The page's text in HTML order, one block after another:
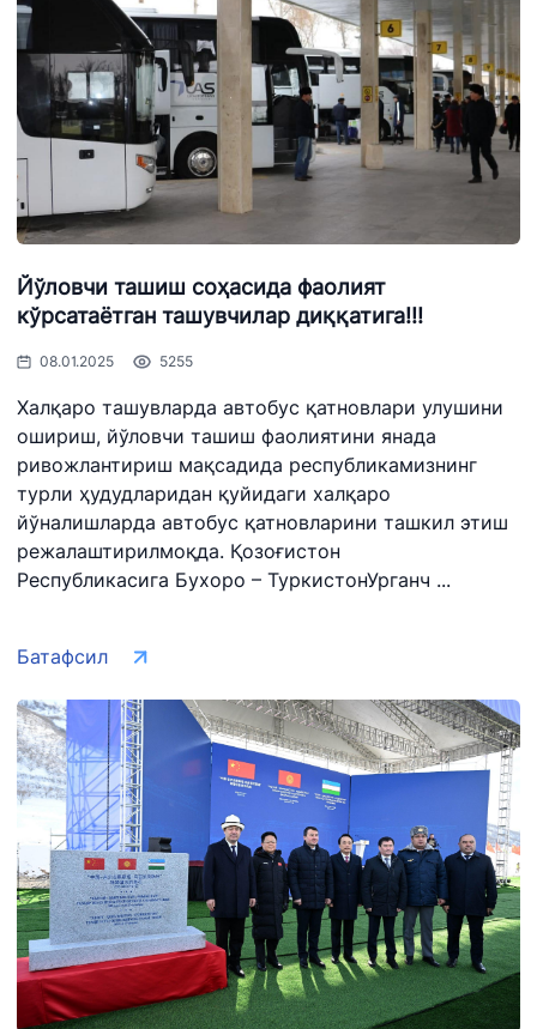
"Uzbekistan
Airways" АЖ
Ишонч телефон
рақами
+998 (78) 140-
"Ўзбекистон
темир
йўллари" АЖ
Ишонч телефон
рақами
"Uzbekistan
Airports" АЖ
Ишонч телефон
рақами
+998 (55) 501-
Йўловчи ташиш соҳасида фаолият
кўрсатаётган ташувчилар диққатига!!!
08.01.2025 5255
Халқаро ташувларда автобус қатновлари улушини
ошириш, йўловчи ташиш фаолиятини янада
ривожлантириш мақсадида республикамизнинг
турли ҳудудларидан қуйидаги халқаро
йўналишларда автобус қатновларини ташкил этиш
режалаштирилмоқда. Қозоғистон
Республикасига Бухоро – ТуркистонУрганч ...
Батафсил